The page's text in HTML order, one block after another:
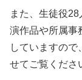
また、生徒役
演作品や所属事
していますの
せてご覧くださ